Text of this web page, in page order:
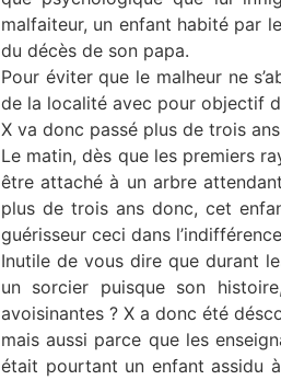
malfaiteur, un enfant habité par
du décès de son papa.
Pour éviter que le malheur ne
de la localité avec pour objectif
X va donc passé plus de trois
Le matin, dès que les premiers
être attaché à un arbre
plus de trois ans donc, cet
guérisseur ceci dans
Inutile de vous dire que durant
un sorcier puisque son
avoisinantes ? X a donc été
mais aussi parce que les
était pourtant un enfant assidu